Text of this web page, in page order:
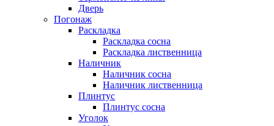
Дверь
Погонаж
Раскладка
Раскладка сосна
Раскладка лиственница
Наличник
Наличник сосна
Наличник лиственница
Плинтус
Плинтус сосна
Уголок